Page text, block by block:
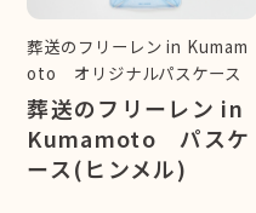
葬送のフリーレン in Kumam
oto オリジナルパスケース
葬送のフリーレン in
Kumamoto パスケ
ース(ヒンメル)